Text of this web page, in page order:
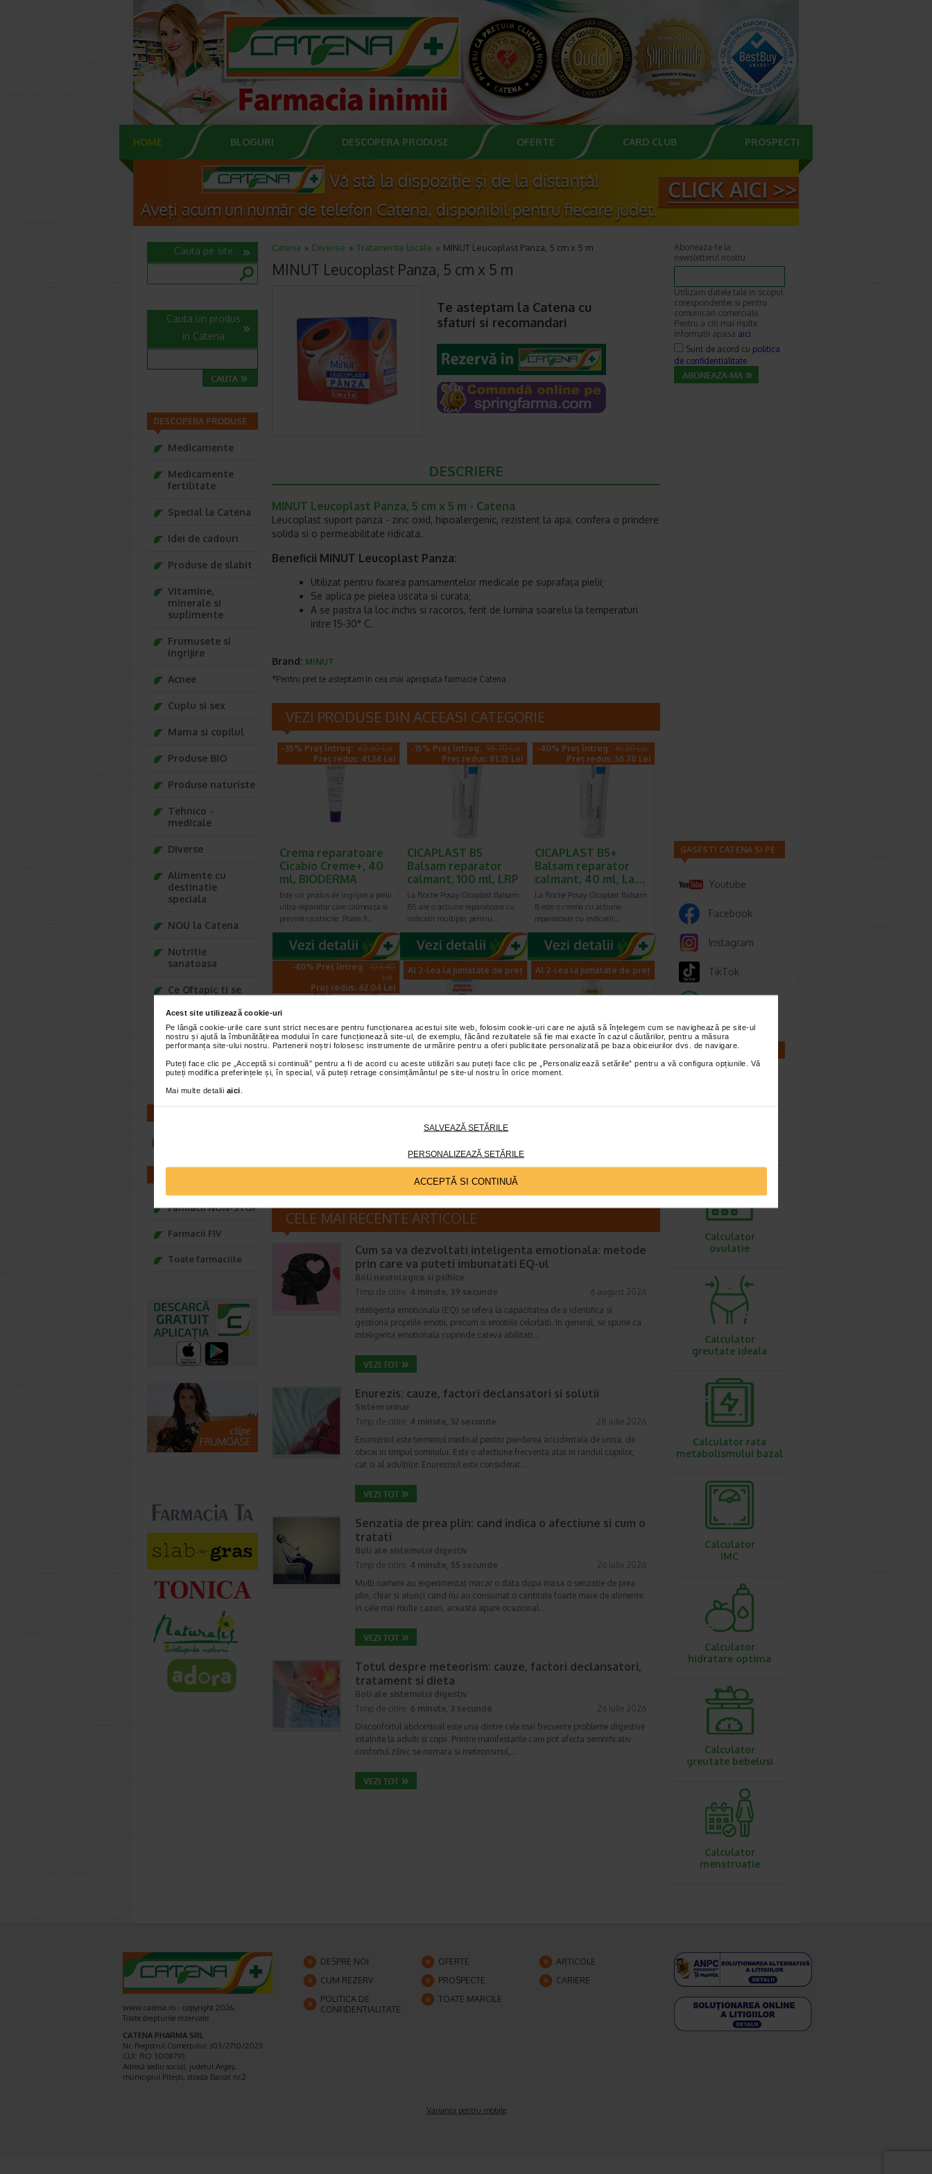
Acest site utilizează cookie-uri
Pe lângă cookie-urile care sunt strict necesare pentru funcționarea acestui site web, folosim cookie-uri care ne ajută să înțelegem cum se navighează pe site-ul
nostru și ajută la îmbunătățirea modului în care funcționează site-ul, de exemplu, făcând rezultatele să fie mai exacte în cazul căutărilor, pentru a măsura
performanța site-ului nostru. Partenerii noștri folosesc instrumente de urmărire pentru a oferi publicitate personalizată pe baza obiceiurilor dvs. de navigare.
Puteți face clic pe „Acceptă si continuă” pentru a fi de acord cu aceste utilizări sau puteți face clic pe „Personalizează setările” pentru a vă configura opțiunile. Vă
puteți modifica preferințele și, în special, vă puteți retrage consimțământul pe site-ul nostru în orice moment.
Mai multe detalii aici
SALVEAZĂ SETĂRILE
PERSONALIZEAZĂ SETĂRILE
ACCEPTĂ SI CONTINUĂ
HOME BLOGURI DESCOPERA PRODUSE OFERTE CARD CLUB PROSPECTE
Catena Diverse Tratamente locale MINUT Leucoplast Panza, 5 cm x 5 m
MINUT Leucoplast Panza, 5 cm x 5 m
Te asteptam la Catena cu
sfaturi si recomandari
DESCRIERE
MINUT Leucoplast Panza, 5 cm x 5 m - Catena
Leucoplast suport panza - zinc oxid, hipoalergenic, rezistent la apa, confera o prindere
solida si o permeabilitate ridicata.
Beneficii MINUT Leucoplast Panza:
Utilizat pentru fixarea pansamentelor medicale pe suprafaţa pielii;
Se aplica pe pielea uscata si curata;
A se pastra la loc inchis si racoros, ferit de lumina soarelui la temperaturi
intre 15-30° C.
Brand: MINUT
*Pentru pret te asteptam in cea mai apropiata farmacie Catena
VEZI PRODUSE DIN ACEEASI CATEGORIE
-35% Preț întreg: 63.60 Lei
Preț redus: 41.34 Lei
Crema reparatoare
Cicabio Creme+, 40
ml, BIODERMA
Este un produs de ingrijire a pielii
ultra-reparator care calmeaza si
previne cicatricile. Poate fi…
-15% Preț întreg: 95.70 Lei
Preț redus: 81.35 Lei
CICAPLAST B5
Balsam reparator
calmant, 100 ml, LRP
La Roche Posay Cicaplast Balsam
B5 are o actiune reparatoare cu
indicatii multiple, pentru…
-40% Preț întreg: 61.30 Lei
Preț redus: 36.78 Lei
CICAPLAST B5+
Balsam reparator
calmant, 40 ml, La…
La Roche Posay Cicaplast Balsam
B este o crema cu actiune
reparatoare cu indicatii…
-40% Preț întreg: 103,40
Lei
Preț redus: 62.04 Lei
Derma+ Fiole cu ser
Al 2-lea la jumătate de preț
Crema eritem fesier
protectoare care contine 10%
Al 2-lea la jumătate de preț
Spray pudra
CELE MAI RECENTE ARTICOLE
Cum sa va dezvoltati inteligenta emotionala: metode
prin care va puteti imbunatati EQ-ul
Boli neurologice si psihice
Timp de citire: 4 minute, 39 secunde
6 august 2026
Inteligenta emotionala (EQ) se refera la capacitatea de a identifica si
gestiona propriile emotii, precum si emotiile celorlalti. In general, se spune ca
inteligenta emotionala cuprinde cateva abilitati:…
Enurezis: cauze, factori declansatori si solutii
Sistem urinar
Timp de citire: 4 minute, 32 secunde
28 iulie 2026
Enurezisul este termenul medical pentru pierderea accidentala de urina, de
obicei in timpul somnului. Este o afectiune frecventa atat in randul copiilor,
cat si al adultilor. Enurezisul este considerat…
Senzatia de prea plin: cand indica o afectiune si cum o
tratati
Boli ale sistemului digestiv
Timp de citire: 4 minute, 55 secunde
26 iulie 2026
Multi oameni au experimentat macar o data dupa masa o senzatie de prea
plin, chiar si atunci cand nu au consumat o cantitate foarte mare de alimente.
In cele mai multe cazuri, aceasta apare ocazional…
Totul despre meteorism: cauze, factori declansatori,
tratament si dieta
Boli ale sistemului digestiv
Timp de citire: 6 minute, 3 secunde
26 iulie 2026
Disconfortul abdominal este una dintre cele mai frecvente probleme digestive
intalnite la adulti si copii. Printre manifestarile care pot afecta semnificativ
confortul zilnic se numara si meteorismul,…
Cauta pe site
Cauta un produs
in Catena
DESCOPERA PRODUSE
Medicamente
Medicamente
fertilitate
Special la Catena
Idei de cadouri
Produse de slabit
Vitamine,
minerale si
suplimente
Frumusete si
ingrijire
Acnee
Cuplu si sex
Mama si copilul
Produse BIO
Produse naturiste
Tehnico -
medicale
Diverse
Alimente cu
destinatie
speciala
NOU la Catena
Nutritie
sanatoasa
Ce Oftapic ti se
Adora – Adorabili
din prima clipa
Seturi cadou
Baylis&Harding
Farmacii NON-STOP
Farmacii FIV
Toate farmaciile
Aboneaza-te la
newsletterul nostru
Utilizam datele tale in scopul
corespondentei si pentru
comunicari comerciale.
Pentru a citi mai multe
informatii apasa aici.
Sunt de acord cu politica
de confidentialitate
GASESTI CATENA SI PE
Youtube
Facebook
Instagram
TikTok
CALCULATOARE
Calculator
ovulatie
Calculator
greutate ideala
Calculator rata
metabolismului bazal
Calculator
IMC
Calculator
hidratare optima
Calculator
greutate bebelusi
Calculator
menstruatie
www.catena.ro - copyright 2026,
Toate drepturile rezervate
CATENA PHARMA SRL
Nr. Registrul Comerţului: J03/2710/2023
CUI: RO 3008793
Adresă sediu social: judetul Argeş,
municipiul Piteşti, strada Banat nr.2
DESPRE NOI OFERTE
ARTICOLE
CUM REZERV
PROSPECTE
CARIERE
POLITICA DE
CONFIDENTIALITATE
TOATE MARCILE
Varianta pentru mobile